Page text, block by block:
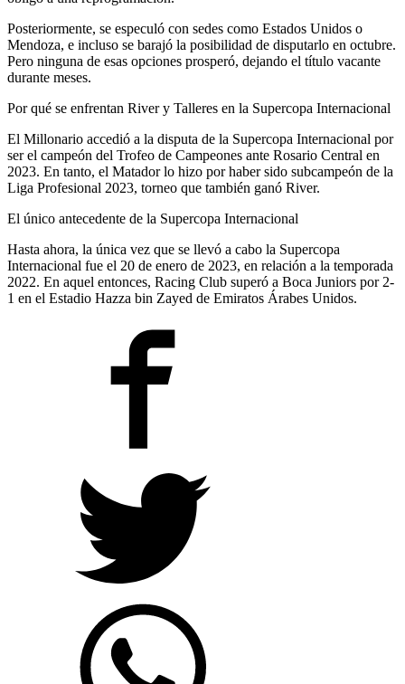
Posteriormente, se especuló con sedes como Estados Unidos o
Mendoza, e incluso se barajó la posibilidad de disputarlo en octubre.
Pero ninguna de esas opciones prosperó, dejando el título vacante
durante meses.
Por qué se enfrentan River y Talleres en la Supercopa Internacional
El Millonario accedió a la disputa de la Supercopa Internacional por
ser el campeón del Trofeo de Campeones ante Rosario Central en
2023. En tanto, el Matador lo hizo por haber sido subcampeón de la
Liga Profesional 2023, torneo que también ganó River.
El único antecedente de la Supercopa Internacional
Hasta ahora, la única vez que se llevó a cabo la Supercopa
Internacional fue el 20 de enero de 2023, en relación a la temporada
2022. En aquel entonces, Racing Club superó a Boca Juniors por 2-
1 en el Estadio Hazza bin Zayed de Emiratos Árabes Unidos.